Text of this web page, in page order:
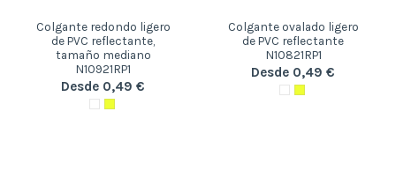
Colgante redondo ligero
de PVC reflectante,
tamaño mediano
N10921RP1
Desde 0,49 €
Colgante ovalado ligero
de PVC reflectante
N10821RP1
Desde 0,49 €